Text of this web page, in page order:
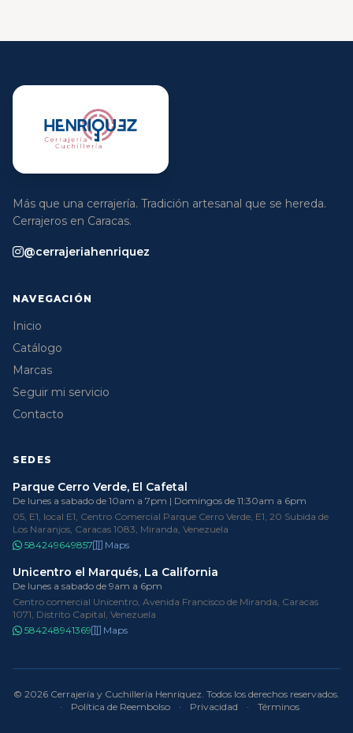
Más que una cerrajería. Tradición artesanal que se hereda.
Cerrajeros en Caracas.
@cerrajeriahenriquez
NAVEGACIÓN
Inicio
Catálogo
Marcas
Seguir mi servicio
Contacto
SEDES
Parque Cerro Verde, El Cafetal
De lunes a sabado de 10am a 7pm | Domingos de 11:30am a 6pm
05, E1, local E1, Centro Comercial Parque Cerro Verde, E1, 20 Subida de
Los Naranjos, Caracas 1083, Miranda, Venezuela
584249649857
Maps
Unicentro el Marqués, La California
De lunes a sabado de 9am a 6pm
Centro comercial Unicentro, Avenida Francisco de Miranda, Caracas
1071, Distrito Capital, Venezuela
584248941369
Maps
© 2026 Cerrajería y Cuchillería Henríquez. Todos los derechos reservados.
·
Política de Reembolso · Privacidad · Términos